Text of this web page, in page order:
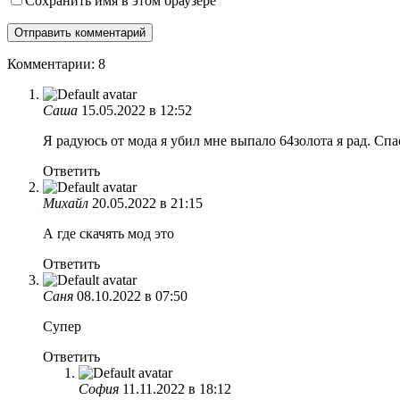
Комментарии: 8
Саша 15.05.2022 в 12:52
Я радуюсь от мода я убил мне выпало 64золота я рад.
Ответить
Михайл 20.05.2022 в 21:15
А где скачять мод это
Ответить
Саня 08.10.2022 в 07:50
Супер
Ответить
София 11.11.2022 в 18:12